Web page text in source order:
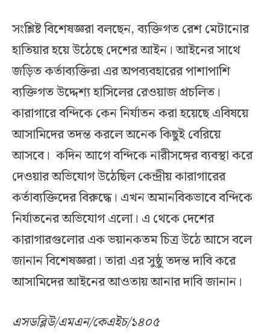
সংশ্লিষ্ট বিশেষজ্ঞরা বলছেন, ব্যক্তিগত রেশ মেটানোর
হাতিয়ার হয়ে উঠেছে দেশের আইন। আইনের সাথে
জড়িত কর্তাব্যক্তিরা এর অপব্যবহারের পাশাপাশি
ব্যক্তিগত উদ্দেশ্য হাসিলের রেওয়াজ প্রচলিত।
কারাগারে বন্দিকে কেন নির্যাতন করা হয়েছে এবিষয়ে
আসামিদের তদন্ত করলে অনেক কিছুই বেরিয়ে
আসবে। কদিন আগে বন্দিকে নারীসঙ্গের ব্যবস্থা করে
দেওয়ার অভিযোগ উঠেছিল কেন্দ্রীয় কারাগারের
কর্তাব্যক্তিদের বিরুদ্ধে। এখন অমানবিকভাবে বন্দিকে
নির্যাতনের অভিযোগ এলো। এ থেকে দেশের
কারাগারগুলোর এক ভয়ানকতম চিত্র উঠে আসে বলে
জানান বিশেষজ্ঞরা। তারা এর সুষ্ঠু তদন্ত দাবি করে
আসামিদের আইনের আওতায় আনার দাবি জানান।
এসডব্লিউ/এমএন/কেএইচ/১৪০৫